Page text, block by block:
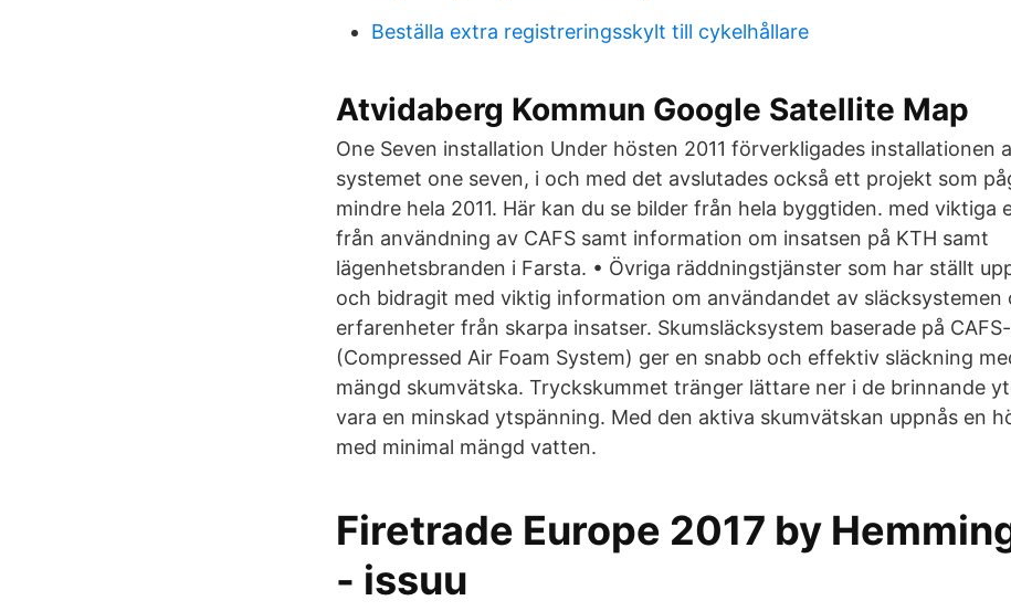
Beställa extra registreringsskylt till cykelhållare
Atvidaberg Kommun Google Satellite Map
One Seven installation Under hösten 2011 förverkligades installationen
systemet one seven, i och med det avslutades också ett projekt som
mindre hela 2011. Här kan du se bilder från hela byggtiden. med viktiga
från användning av CAFS samt information om insatsen på KTH samt
lägenhetsbranden i Farsta. • Övriga räddningstjänster som har ställt
och bidragit med viktig information om användandet av släcksystemen
erfarenheter från skarpa insatser. Skumsläcksystem baserade på
(Compressed Air Foam System) ger en snabb och effektiv släckning
mängd skumvätska. Tryckskummet tränger lättare ner i de brinnande
vara en minskad ytspänning. Med den aktiva skumvätskan uppnås en
med minimal mängd vatten.
Firetrade Europe 2017 by
- issuu